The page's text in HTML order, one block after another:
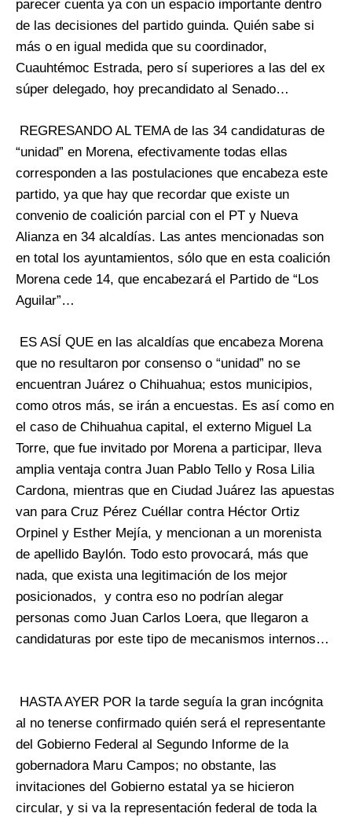
parecer cuenta ya con un espacio importante dentro
de las decisiones del partido guinda. Quién sabe si
más o en igual medida que su coordinador,
Cuauhtémoc Estrada, pero sí superiores a las del ex
súper delegado, hoy precandidato al Senado…
REGRESANDO AL TEMA de las 34 candidaturas de
“unidad” en Morena, efectivamente todas ellas
corresponden a las postulaciones que encabeza este
partido, ya que hay que recordar que existe un
convenio de coalición parcial con el PT y Nueva
Alianza en 34 alcaldías. Las antes mencionadas son
en total los ayuntamientos, sólo que en esta coalición
Morena cede 14, que encabezará el Partido de “Los
Aguilar”…
ES ASÍ QUE en las alcaldías que encabeza Morena
que no resultaron por consenso o “unidad” no se
encuentran Juárez o Chihuahua; estos municipios,
como otros más, se irán a encuestas. Es así como en
el caso de Chihuahua capital, el externo Miguel La
Torre, que fue invitado por Morena a participar, lleva
amplia ventaja contra Juan Pablo Tello y Rosa Lilia
Cardona, mientras que en Ciudad Juárez las apuestas
van para Cruz Pérez Cuéllar contra Héctor Ortiz
Orpinel y Esther Mejía, y mencionan a un morenista
de apellido Baylón. Todo esto provocará, más que
nada, que exista una legitimación de los mejor
posicionados, y contra eso no podrían alegar
personas como Juan Carlos Loera, que llegaron a
candidaturas por este tipo de mecanismos internos…
HASTA AYER POR la tarde seguía la gran incógnita
al no tenerse confirmado quién será el representante
del Gobierno Federal al Segundo Informe de la
gobernadora Maru Campos; no obstante, las
invitaciones del Gobierno estatal ya se hicieron
circular, y si va la representación federal de toda la